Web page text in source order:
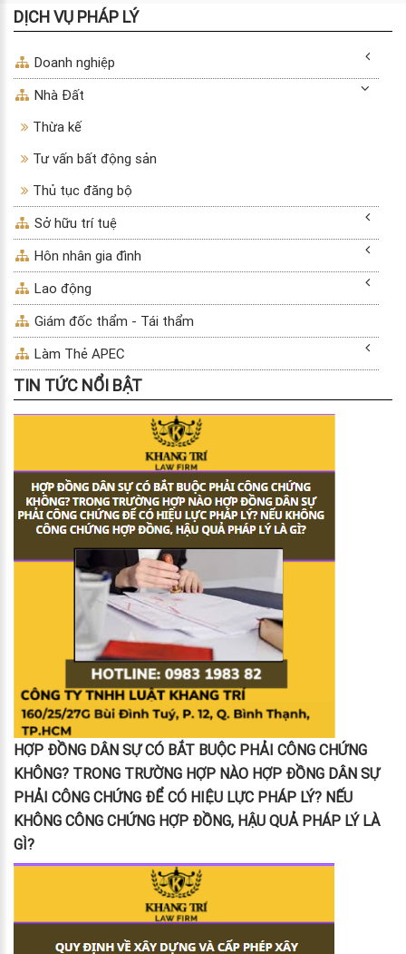
DỊCH VỤ PHÁP LÝ
Doanh nghiệp
Nhà Đất
Thừa kế
Tư vấn bất động sản
Thủ tục đăng bộ
Sở hữu trí tuệ
Hôn nhân gia đình
Lao động
Giám đốc thẩm - Tái thẩm
Làm Thẻ APEC
TIN TỨC NỔI BẬT
HỢP ĐỒNG DÂN SỰ CÓ BẮT BUỘC PHẢI CÔNG CHỨNG
KHÔNG? TRONG TRƯỜNG HỢP NÀO HỢP ĐỒNG DÂN SỰ
PHẢI CÔNG CHỨNG ĐỂ CÓ HIỆU LỰC PHÁP LÝ? NẾU
KHÔNG CÔNG CHỨNG HỢP ĐỒNG, HẬU QUẢ PHÁP LÝ LÀ
GÌ?